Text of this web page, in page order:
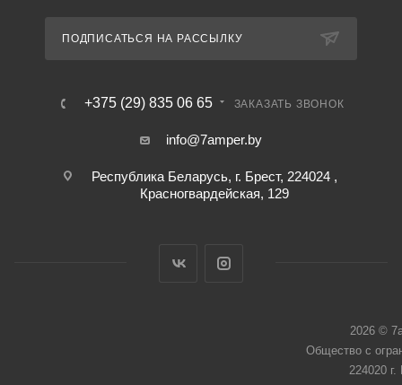
ПОДПИСАТЬСЯ НА РАССЫЛКУ
+375 (29) 835 06 65 ЗАКАЗАТЬ ЗВОНОК
info@7amper.by
Республика Беларусь, г. Брест, 224024 ,
Красногвардейская, 129
2026 ©
Общество с
224020